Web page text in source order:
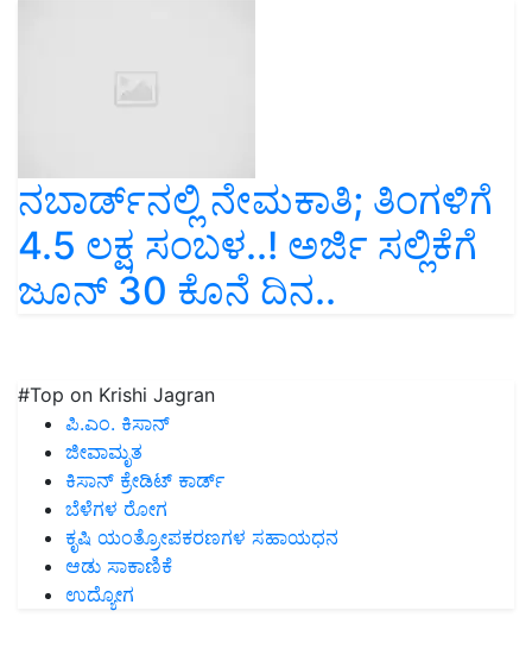
ನಬಾರ್ಡ್‌ನಲ್ಲಿ ನೇಮಕಾತಿ; ತಿಂಗಳಿಗೆ
4.5 ಲಕ್ಷ ಸಂಬಳ..! ಅರ್ಜಿ ಸಲ್ಲಿಕೆಗೆ
ಜೂನ್‌ 30 ಕೊನೆ ದಿನ..
#Top on Krishi Jagran
ಪಿ.ಎಂ. ಕಿಸಾನ್
ಜೀವಾಮೃತ
ಕಿಸಾನ್ ಕ್ರೇಡಿಟ್ ಕಾರ್ಡ್
ಬೆಳೆಗಳ ರೋಗ
ಕೃಷಿ ಯಂತ್ರೋಪಕರಣಗಳ ಸಹಾಯಧನ
ಆಡು ಸಾಕಾಣಿಕೆ
ಉದ್ಯೋಗ